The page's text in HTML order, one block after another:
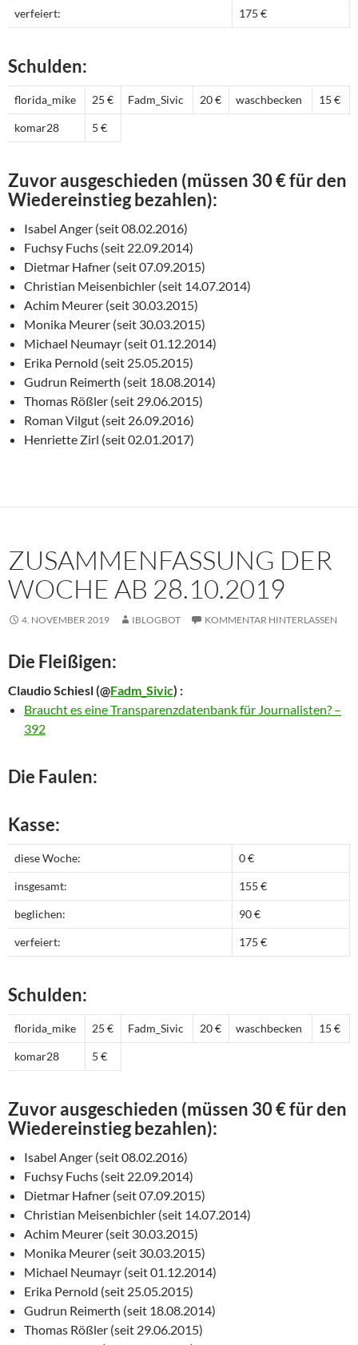
verfeiert: 175 €
Schulden:
florida_mike 25 € Fadm_Sivic 20 € waschbecken 15 €
komar28 5 €
Zuvor ausgeschieden (müssen 30 € für den
Wiedereinstieg bezahlen):
Isabel Anger (seit 08.02.2016)
Fuchsy Fuchs (seit 22.09.2014)
Dietmar Hafner (seit 07.09.2015)
Christian Meisenbichler (seit 14.07.2014)
Achim Meurer (seit 30.03.2015)
Monika Meurer (seit 30.03.2015)
Michael Neumayr (seit 01.12.2014)
Erika Pernold (seit 25.05.2015)
Gudrun Reimerth (seit 18.08.2014)
Thomas Rößler (seit 29.06.2015)
Roman Vilgut (seit 26.09.2016)
Henriette Zirl (seit 02.01.2017)
ZUSAMMENFASSUNG DER
WOCHE AB 28.10.2019
4. NOVEMBER 2019 IBLOGBOT KOMMENTAR HINTERLASSEN
Die Fleißigen:
Claudio Schiesl(@Fadm_Sivic) :
Braucht es eine Transparenzdatenbank für Journalisten? –
392
Die Faulen:
Kasse:
diese Woche: 0 €
insgesamt: 155 €
beglichen: 90 €
verfeiert: 175 €
Schulden:
florida_mike 25 € Fadm_Sivic 20 € waschbecken 15 €
komar28 5 €
Zuvor ausgeschieden (müssen 30 € für den
Wiedereinstieg bezahlen):
Isabel Anger (seit 08.02.2016)
Fuchsy Fuchs (seit 22.09.2014)
Dietmar Hafner (seit 07.09.2015)
Christian Meisenbichler (seit 14.07.2014)
Achim Meurer (seit 30.03.2015)
Monika Meurer (seit 30.03.2015)
Michael Neumayr (seit 01.12.2014)
Erika Pernold (seit 25.05.2015)
Gudrun Reimerth (seit 18.08.2014)
Thomas Rößler (seit 29.06.2015)